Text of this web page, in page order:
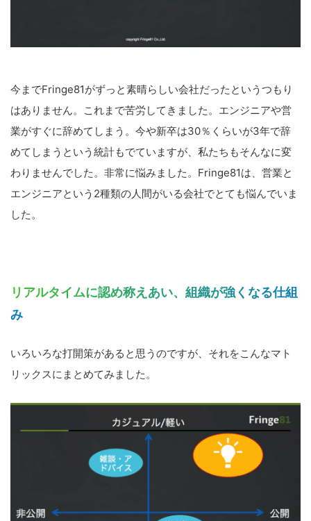
今までFringe81がずっと素晴らしい会社だったというつもり
はありません。これまで苦労してきました。エンジニアや営
業がすぐに辞めてしまう。今や新卒は30％くらいが3年で辞
めてしまうという統計もでていますが、私たちもそんなに変
わりませんでした。非常に悩みました。Fringe81は、営業と
エンジニアという2種類の人間がいる会社でとても悩んでいま
した。
リアルタイムに認め称えあい、組織が強くなる仕組
み
いろいろな打開策があると思うのですが、それをこんなマト
リックスにまとめてみました。